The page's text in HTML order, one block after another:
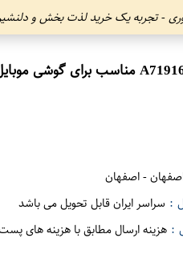
فوری - تجربه یک خرید لذت بخش و
-اصفهان
: سراسر ایران قابل تحویل می باشد
: هزینه ارسال مطابق با هزینه های